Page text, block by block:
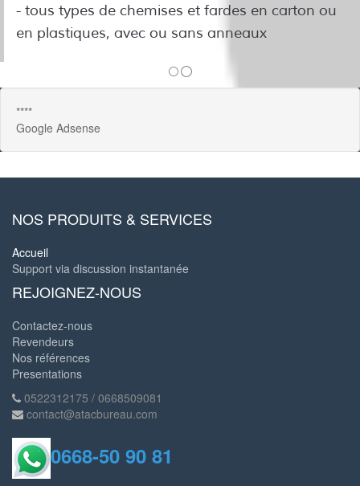
- tous types de chemises et fardes en carton ou
en plastiques, avec ou sans anneaux
****
Google Adsense
NOS PRODUITS & SERVICES
Accueil
Support via discussion instantanée
REJOIGNEZ-NOUS
Contactez-nous
Revendeurs
Nos références
Presentations
0522312175 / 0668509081
contact@atacbureau.com
0668-50 90 81